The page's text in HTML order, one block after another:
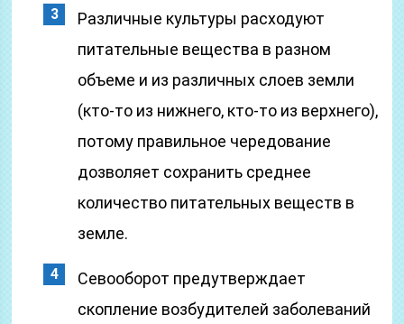
Различные культуры расходуют
питательные вещества в разном
объеме и из различных слоев земли
(кто-то из нижнего, кто-то из верхнего),
потому правильное чередование
дозволяет сохранить среднее
количество питательных веществ в
земле.
Севооборот предутверждает
скопление возбудителей заболеваний